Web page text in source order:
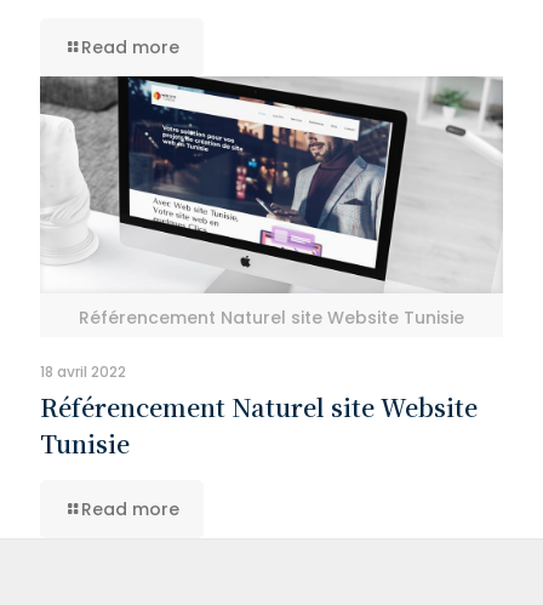
Read more
Référencement Naturel site Website Tunisie
18 avril 2022
Référencement Naturel site Website
Tunisie
Read more